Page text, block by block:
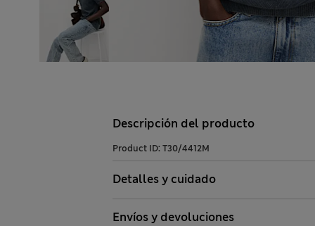
Descripción del producto
Product ID: T30/4412M
Detalles y cuidado
Envíos y devoluciones